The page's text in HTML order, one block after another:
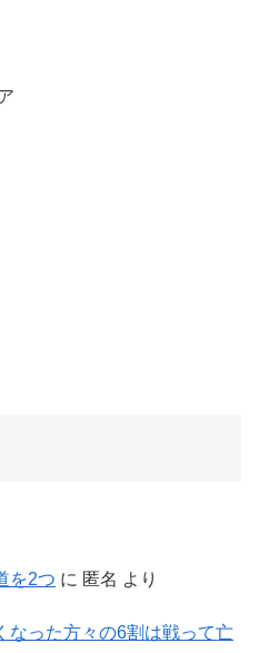
を2つ に 匿名 より
なった方々の6割は戦って亡